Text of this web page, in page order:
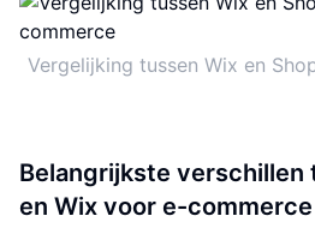
Vergelijking tussen Wix en
Belangrijkste verschillen
en Wix voor e-commerce